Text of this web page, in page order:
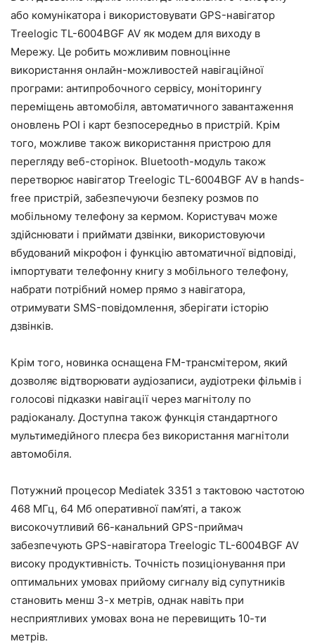
або комунікатора і використовувати GPS-навігатор
Treelogic TL-6004BGF AV як модем для виходу в
Мережу. Це робить можливим повноцінне
використання онлайн-можливостей навігаційної
програми: антипробочного сервісу, моніторингу
переміщень автомобіля, автоматичного завантаження
оновлень POI і карт безпосередньо в пристрій. Крім
того, можливе також використання пристрою для
перегляду веб-сторінок. Bluetooth-модуль також
перетворює навігатор Treelogic TL-6004BGF AV в hands-
free пристрій, забезпечуючи безпеку розмов по
мобільному телефону за кермом. Користувач може
здійснювати і приймати дзвінки, використовуючи
вбудований мікрофон і функцію автоматичної відповіді,
імпортувати телефонну книгу з мобільного телефону,
набрати потрібний номер прямо з навігатора,
отримувати SMS-повідомлення, зберігати історію
дзвінків.
Крім того, новинка оснащена FM-трансмітером, який
дозволяє відтворювати аудіозаписи, аудіотреки фільмів і
голосові підказки навігації через магнітолу по
радіоканалу. Доступна також функція стандартного
мультимедійного плеєра без використання магнітоли
автомобіля.
Потужний процесор Mediatek 3351 з тактовою частотою
468 МГц, 64 Мб оперативної пам’яті, а також
високочутливий 66-канальний GPS-приймач
забезпечують GPS-навігатора Treelogic TL-6004BGF AV
високу продуктивність. Точність позиціонування при
оптимальних умовах прийому сигналу від супутників
становить менш 3-х метрів, однак навіть при
несприятливих умовах вона не перевищить 10-ти
метрів.